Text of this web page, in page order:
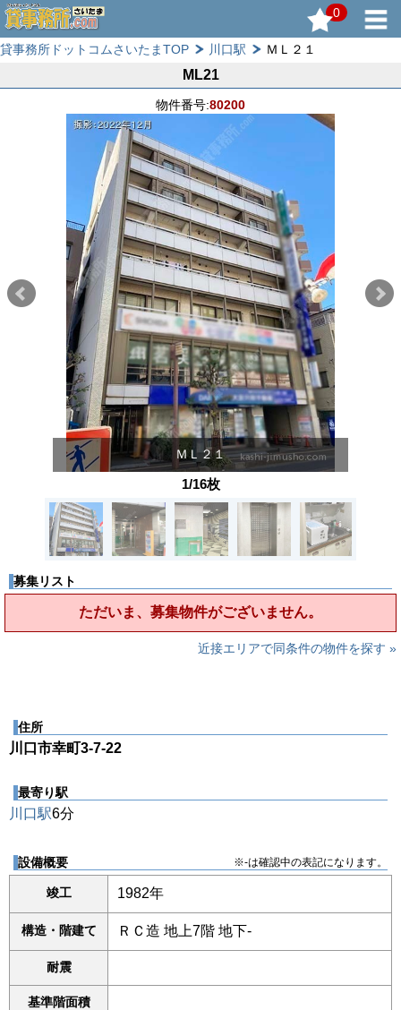
0
貸事務所ドットコムさいたまTOP 川口駅 ＭＬ２１
ML21
物件番号:80200
ＭＬ２１
1/16枚
募集リスト
ただいま、募集物件がございません。
近接エリアで同条件の物件を探す »
住所
川口市幸町3-7-22
最寄り駅
川口駅6分
設備概要 ※-は確認中の表記になります。
竣工 1982年
構造・階建て ＲＣ造 地上7階 地下-
耐震
基準階面積